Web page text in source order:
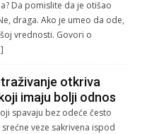
Da pomislite da je otišao
draga. Ako je umeo da ode,
vrednosti. Govori o
otkriva
imaju bolji odnos
spavaju bez odeće često
veze sakrivena ispod